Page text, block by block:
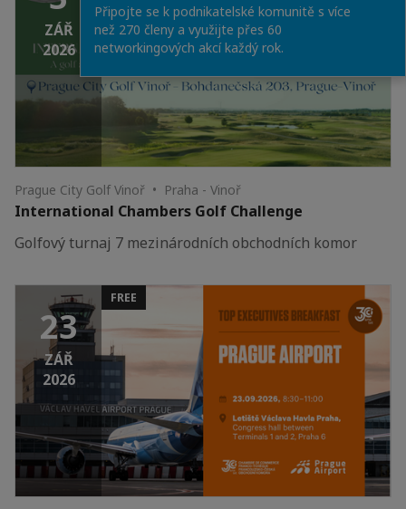
ZÁŘ
2026
Prague City Golf Vinoř • Praha - Vinoř
International Chambers Golf Challenge
Golfový turnaj 7 mezinárodních obchodních komor
23
ZÁŘ
2026
FREE
Připojte se k podnikatelské komunitě s více
než 270 členy a využijte přes 60
networkingových akcí každý rok.